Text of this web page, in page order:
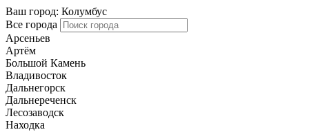
Ваш город: Колумбус
Все города
Арсеньев
Артём
Большой Камень
Владивосток
Дальнегорск
Дальнереченск
Лесозаводск
Находка